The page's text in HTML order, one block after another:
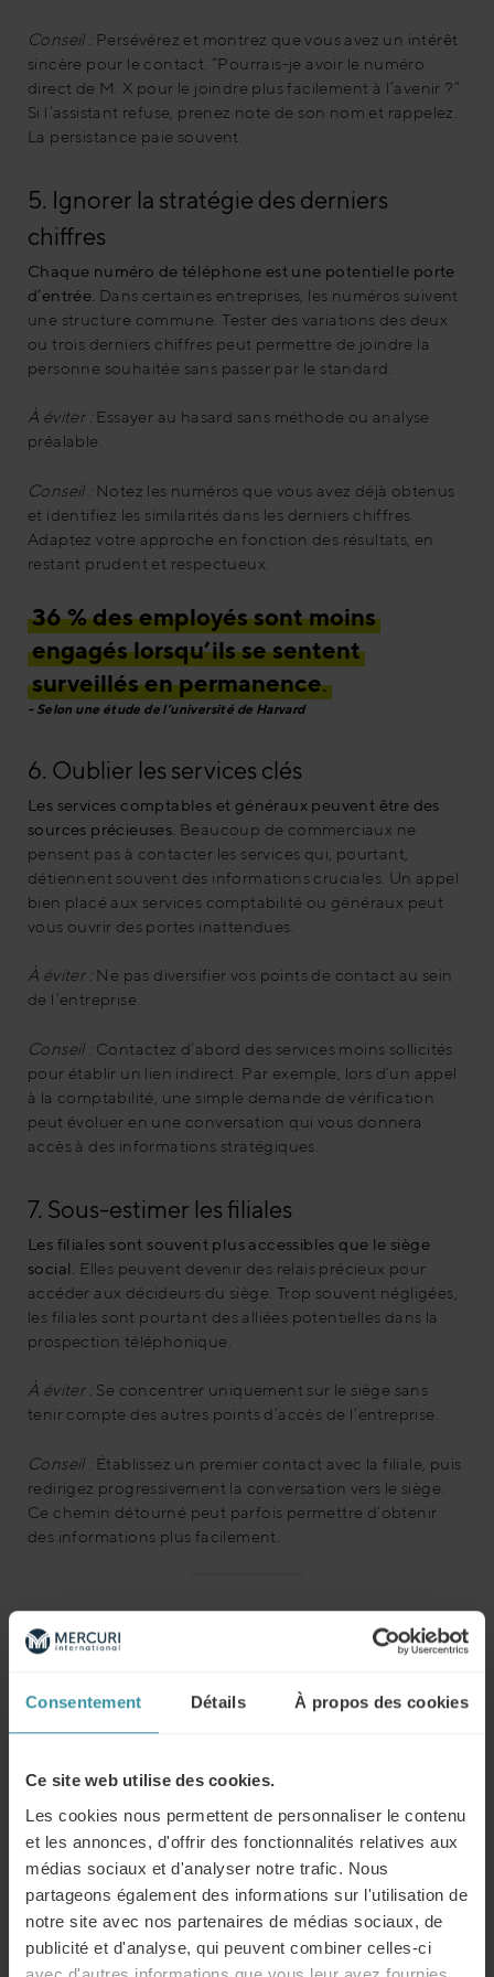
Consentement Détails À propos des cookies
Ce site web utilise des cookies.
Les cookies nous permettent de personnaliser le contenu
et les annonces, d'offrir des fonctionnalités relatives aux
médias sociaux et d'analyser notre trafic. Nous
partageons également des informations sur l'utilisation de
notre site avec nos partenaires de médias sociaux, de
publicité et d'analyse, qui peuvent combiner celles-ci
Conseil :Persévérez et montrez que vous avez un intérêt
sincère pour le contact. “Pourrais-je avoir le numéro
direct de M. X pour le joindre plus facilement à l’avenir ?”
Si l’assistant refuse, prenez note de son nom et rappelez.
La persistance paie souvent.
5. Ignorer la stratégie des derniers
chiffres
Chaque numéro de téléphone est une potentielle porte
d’entrée. Dans certaines entreprises, les numéros suivent
une structure commune. Tester des variations des deux
ou trois derniers chiffres peut permettre de joindre la
personne souhaitée sans passer par le standard.
À éviter : Essayer au hasard sans méthode ou analyse
préalable.
Conseil :Notez les numéros que vous avez déjà obtenus
et identifiez les similarités dans les derniers chiffres.
Adaptez votre approche en fonction des résultats, en
restant prudent et respectueux.
36 % des employés sont moins
engagés lorsqu’ils se sentent
surveillés en permanence.
Selon une étude de l’université de Harvard
6. Oublier les services clés
Les services comptables et généraux peuvent être des
sources précieuses. Beaucoup de commerciaux ne
pensent pas à contacter les services qui, pourtant,
détiennent souvent des informations cruciales. Un appel
bien placé aux services comptabilité ou généraux peut
vous ouvrir des portes inattendues.
À éviter : Ne pas diversifier vos points de contact au sein
de l’entreprise.
Conseil :Contactez d’abord des services moins sollicités
pour établir un lien indirect. Par exemple, lors d’un appel
à la comptabilité, une simple demande de vérification
peut évoluer en une conversation qui vous donnera
accès à des informations stratégiques.
7. Sous-estimer les filiales
Les filiales sont souvent plus accessibles que le siège
social.
Elles peuvent devenir des relais précieux pour
accéder aux décideurs du siège. Trop souvent négligées,
les filiales sont pourtant des alliées potentielles dans la
prospection téléphonique.
À éviter : Se concentrer uniquement sur le siège sans
tenir compte des autres points d’accès de l’entreprise.
Conseil :Établissez un premier contact avec la filiale, puis
redirigez progressivement la conversation vers le siège.
Ce chemin détourné peut parfois permettre d’obtenir
des informations plus facilement.
8. Ne pas appeler hors des horaires
standards
Les horaires atypiques offrent des opportunités uniques.
ces moments-là que vous pouvez espérer tomber
À éviter :Limiter vos appels aux heures de bureau
classiques.
Conseil :Essayez d’appeler avant 9h ou après 17h. Ces
horaires moins conventionnels peuvent donner lieu à des
échanges de meilleure qualité, car l’interlocuteur est